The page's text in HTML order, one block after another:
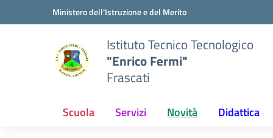
Vai ai contenuti
Vai al menu di navigazioneMinistero dell'Istruzione e del Merito
Istituto Tecnico Tecnologico
"Enrico Fermi"
Frascati
Scuola Servizi Novità Didattica